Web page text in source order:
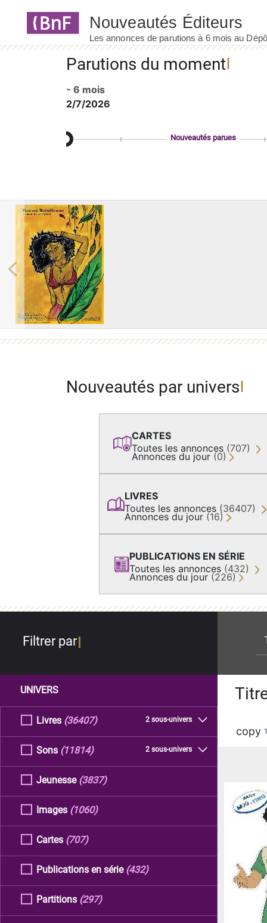
Parutions du moment
- 6 mois
2/7/2026
Nouveautés parues
Previous
Nouveautés par univers
CARTES
Toutes les annonces (707)
Annonces du jour (0)
LIVRES
Toutes les annonces (36407)
Annonces du jour (16)
PUBLICATIONS EN SÉRIE
Toutes les annonces (432)
Annonces du jour (226)
Filtrer par
UNIVERS
Livres 2 sous-univers
(36407)
Sons 2 sous-univers
(11814)
Jeunesse (3837)
Images (1060)
Cartes (707)
Publications en série (432)
Partitions (297)
copy